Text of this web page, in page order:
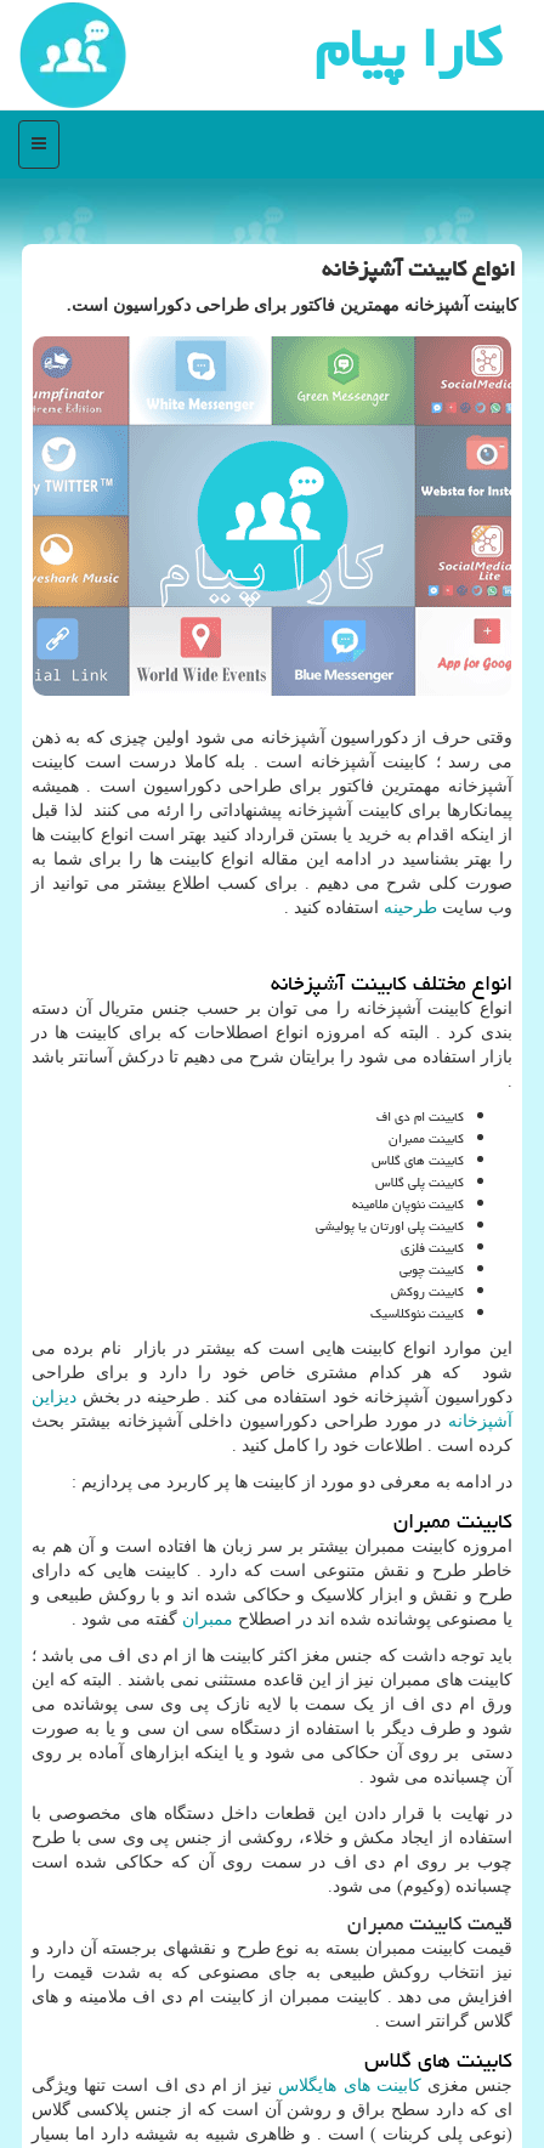
كارا پیام
منو
انواع كابینت آشپزخانه
كابینت آشپزخانه مهمترین فاكتور برای طراحی دكوراسیون است.
وقتی حرف از دکوراسیون آشپزخانه می شود اولین چیزی که به ذهن
می رسد ؛ کابینت آشپزخانه است . بله کاملا درست است کابینت
آشپزخانه مهمترین فاکتور برای طراحی دکوراسیون است . همیشه
پیمانکارها برای کابینت آشپزخانه پیشنهاداتی را ارئه می کنند لذا قبل
از اینکه اقدام به خرید یا بستن قرارداد کنید بهتر است انواع کابینت ها
را بهتر بشناسید در ادامه این مقاله انواع کابینت ها را برای شما به
صورت کلی شرح می دهیم . برای کسب اطلاع بیشتر می توانید از
وب سایت طرحینه استفاده کنید .
انواع مختلف کابینت آشپزخانه
انواع کابینت آشپزخانه را می توان بر حسب جنس متریال آن دسته
بندی کرد . البته که امروزه انواع اصطلاحات که برای کابینت ها در
بازار استفاده می شود را برایتان شرح می دهیم تا درکش آسانتر باشد
.
کابینت ام دی اف
کابینت ممبران
کابینت های گلاس
کابینت پلی گلاس
کابینت نئوپان ملامینه
کابینت پلی اورتان یا پولیشی
کابینت فلزی
کابینت چوبی
کابینت روکش
کابینت نئوکلاسیک
این موارد انواع کابینت هایی است که بیشتر در بازار نام برده می
شود که هر کدام مشتری خاص خود را دارد و برای طراحی
دکوراسیون آشپزخانه خود استفاده می کند . طرحینه در بخش دیزاین
آشپزخانه در مورد طراحی دکوراسیون داخلی آشپزخانه بیشتر بحث
کرده است . اطلاعات خود را کامل کنید .
در ادامه به معرفی دو مورد از کابینت ها پر کاربرد می پردازیم :
کابینت ممبران
امروزه کابینت ممبران بیشتر بر سر زبان ها افتاده است و آن هم به
خاطر طرح و نقش متنوعی است که دارد . کابینت هایی که دارای
طرح و نقش و ابزار کلاسیک و حکاکی شده اند و با روکش طبیعی و
یا مصنوعی پوشانده شده اند در اصطلاح ممبران گفته می شود .
باید توجه داشت که جنس مغز اکثر کابینت ها از ام دی اف می باشد ؛
کابینت های ممبران نیز از این قاعده مستثنی نمی باشند . البته که این
ورق ام دی اف از یک سمت با لایه نازک پی وی سی پوشانده می
شود و طرف دیگر با استفاده از دستگاه سی ان سی و یا به صورت
دستی بر روی آن حکاکی می شود و یا اینکه ابزارهای آماده بر روی
آن چسبانده می شود .
در نهایت با قرار دادن این قطعات داخل دستگاه های مخصوصی با
استفاده از ایجاد مکش و خلاء، روکشی از جنس پی وی سی با طرح
چوب بر روی ام دی اف در سمت روی آن که حکاکی شده است
چسبانده (وکیوم) می شود.
قیمت کابینت ممبران
قیمت کابینت ممبران بسته به نوع طرح و نقشهای برجسته آن دارد و
نیز انتخاب روکش طبیعی به جای مصنوعی که به شدت قیمت را
افزایش می دهد . کابینت ممبران از کابینت ام دی اف ملامینه و های
گلاس گرانتر است .
کابینت های گلاس
جنس مغزیکابینت های هایگلاس نیز از ام دی اف است تنها ویژگی
ای که دارد سطح براق و روشن آن است که از جنس پلاکسی گلاس
(نوعی پلی کربنات ) است . و ظاهری شبیه به شیشه دارد اما بسیار